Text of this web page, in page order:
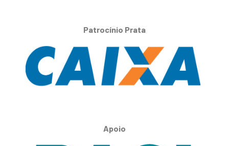
Patrocínio Prata
Apoio